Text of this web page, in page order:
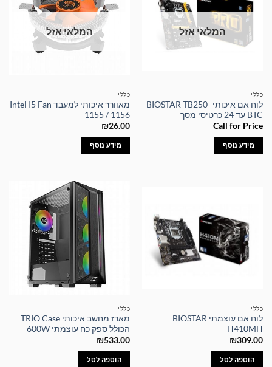
המלאי אזל
כללי
לוח אם איכותי BIOSTAR TB250-
BTC עד 24 כרטיסי מסך
Call for Price
מידע נוסף
המלאי אזל
כללי
מאוורר איכותי למעבד Intel I5 Fan
1155 / 1156
₪26.00
מידע נוסף
כללי
לוח אם עוצמתי BIOSTAR
H410MH
₪309.00
הוספה לסל
כללי
מארז מחשב איכותי TRIO Case
הכולל ספק כח עוצמתי 600W
₪533.00
הוספה לסל